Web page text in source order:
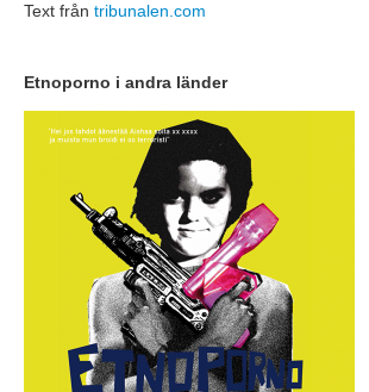
Text från tribunalen.com
Etnoporno i andra länder